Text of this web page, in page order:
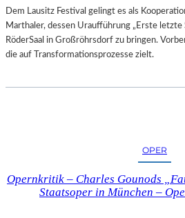
Dem Lausitz Festival gelingt es als
Marthaler, dessen Uraufführung „Erste letzte
RöderSaal in Großröhrsdorf zu bringen.
die auf Transformationsprozesse zielt.
OPER
Opernkritik – Charles Gounods
Staatsoper in München –